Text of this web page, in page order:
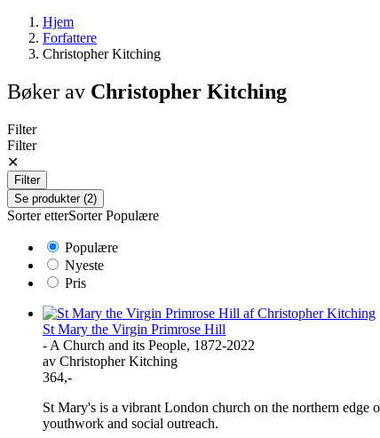
Hjem
Forfattere
Christopher Kitching
Bøker av Christopher Kitching
Filter
Filter
✕
Filter
Se produkter (2)
Sorter etterSorter Populære
Populære
Nyeste
Pris
St Mary the Virgin Primrose Hill
- A Church and its People, 1872-2022
av Christopher Kitching
364,-
St Mary's is a vibrant London church on the northern
youthwork and social outreach.